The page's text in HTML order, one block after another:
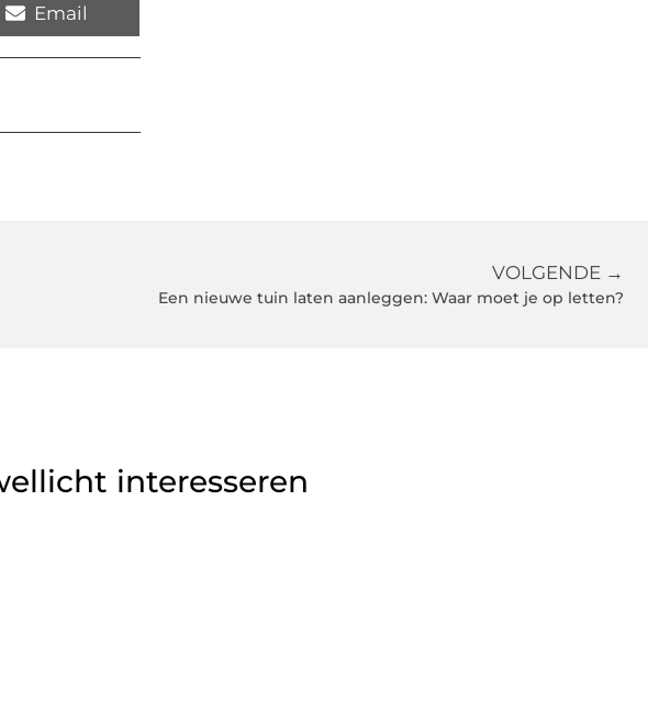
Email
VOLGENDE →
Een nieuwe tuin laten aanleggen: Waar moet je op letten?
interesseren